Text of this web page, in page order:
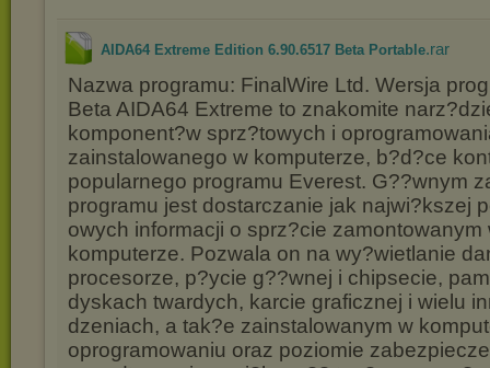
AIDA64 Extreme Edition 6.90.6517 Beta Portable.rar
Nazwa programu: FinalWire Ltd. Wersja
Beta AIDA64 Extreme to znakomite
komponent?w sprz?towych i
zainstalowanego w komputerze, b?d?ce
popularnego programu Everest. G??wnym
programu jest dostarczanie jak najwi?kszej
owych informacji o sprz?cie zamontowanym
komputerze. Pozwala on na wy?wietlanie
procesorze, p?ycie g??wnej i chipsecie,
dyskach twardych, karcie graficznej i wielu
dzeniach, a tak?e zainstalowanym w
oprogramowaniu oraz poziomie